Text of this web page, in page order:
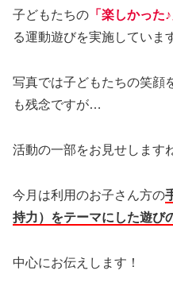
子どもたちの 「楽しかった
る運動遊びを実施していま
写真では子どもたちの笑顔
も残念ですが…
活動の一部をお見せします
今月は利用のお子さん方の
持力）をテーマにした遊び
中心にお伝えします！